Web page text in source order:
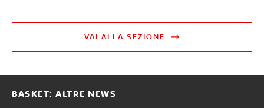
VAI ALLA SEZIONE
BASKET: ALTRE NEWS